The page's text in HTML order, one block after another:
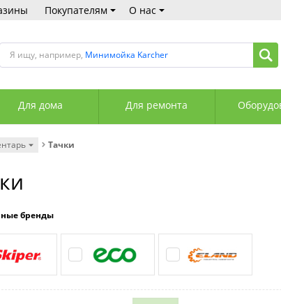
Покупателям О нас
Я ищу, например, Минимойка Karcher
Для дома Для ремонта
Тачки
бренды